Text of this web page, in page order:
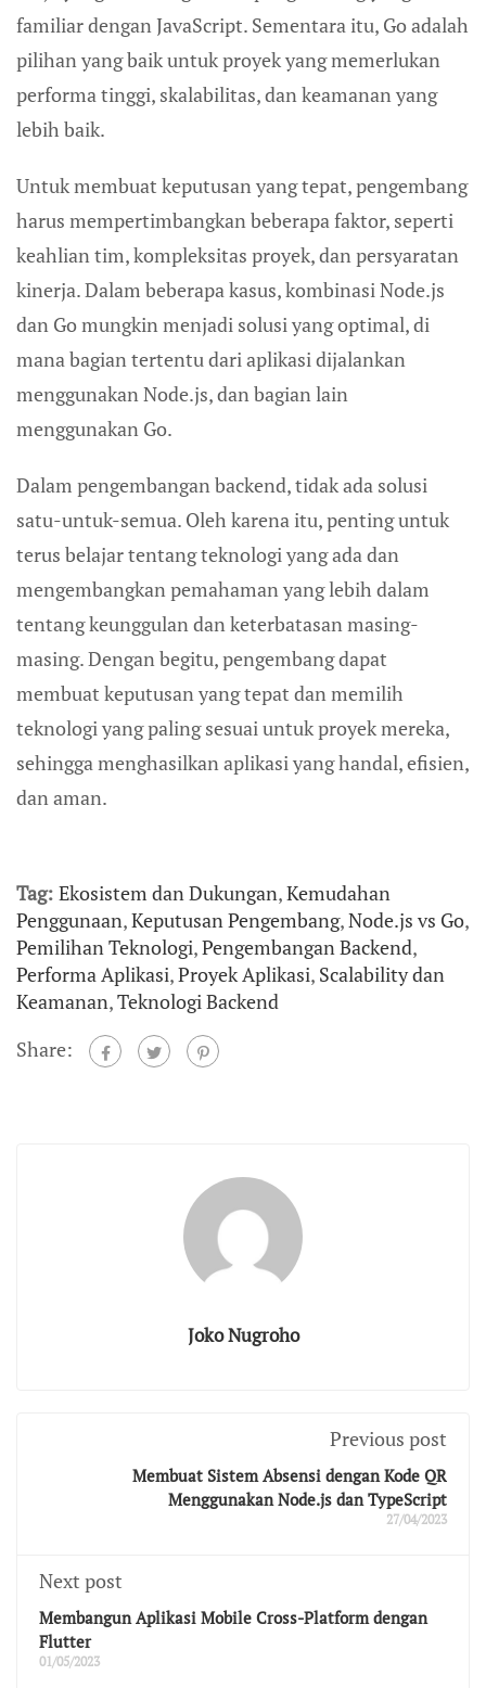
familiar dengan JavaScript. Sementara itu, Go adalah
pilihan yang baik untuk proyek yang memerlukan
performa tinggi, skalabilitas, dan keamanan yang
lebih baik.
Untuk membuat keputusan yang tepat, pengembang
harus mempertimbangkan beberapa faktor, seperti
keahlian tim, kompleksitas proyek, dan persyaratan
kinerja. Dalam beberapa kasus, kombinasi Node.js
dan Go mungkin menjadi solusi yang optimal, di
mana bagian tertentu dari aplikasi dijalankan
menggunakan Node.js, dan bagian lain
menggunakan Go.
Dalam pengembangan backend, tidak ada solusi
satu-untuk-semua. Oleh karena itu, penting untuk
terus belajar tentang teknologi yang ada dan
mengembangkan pemahaman yang lebih dalam
tentang keunggulan dan keterbatasan masing-
masing. Dengan begitu, pengembang dapat
membuat keputusan yang tepat dan memilih
teknologi yang paling sesuai untuk proyek mereka,
sehingga menghasilkan aplikasi yang handal, efisien,
dan aman.
Tag: Ekosistem dan Dukungan,Kemudahan
Penggunaan,Keputusan Pengembang,Node.js vs Go,
Pemilihan Teknologi,Pengembangan Backend,
Performa Aplikasi,Proyek Aplikasi, Scalability dan
Keamanan,Teknologi Backend
Share:
Joko Nugroho
Previous post
Membuat Sistem Absensi dengan Kode QR
Menggunakan Node.js dan TypeScript
27/04/2023
Next post
Membangun Aplikasi Mobile Cross-Platform dengan
Flutter
01/05/2023